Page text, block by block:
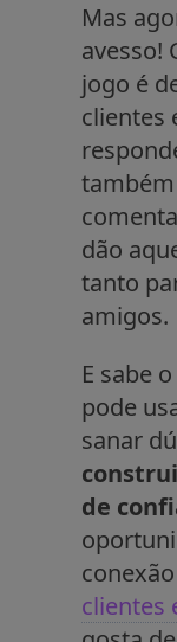
Mas
avesso!
jogo é
clientes
dão
tanto
amigos.
E sabe
pode
sanar
de
clientes